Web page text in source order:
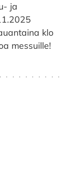
ja
klo
messuille!